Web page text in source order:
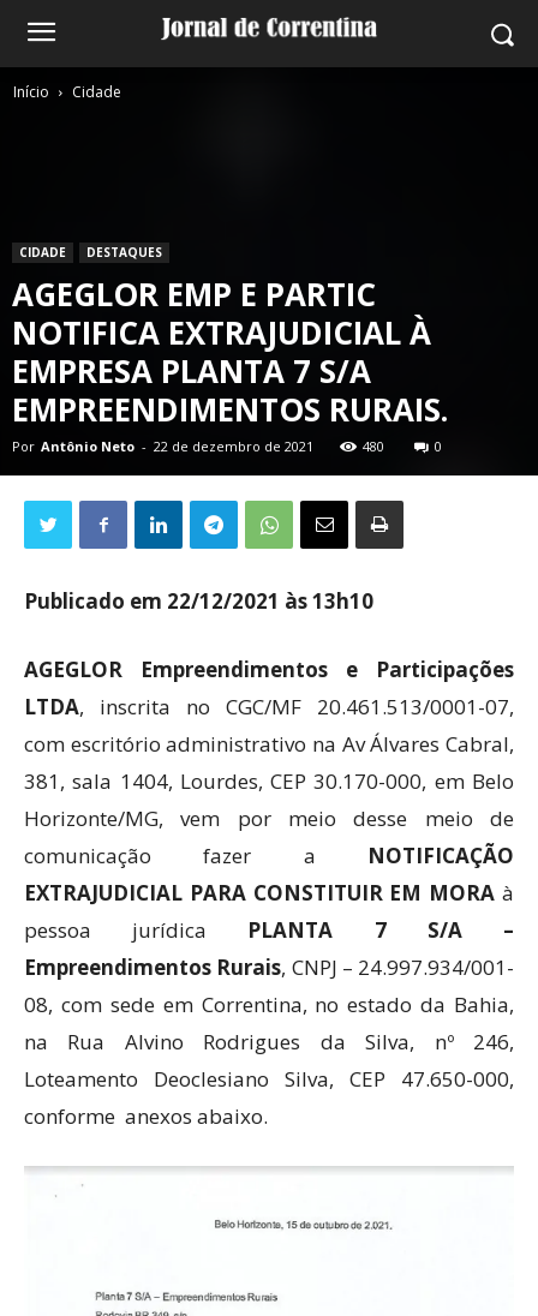
Início Cidade
CIDADE DESTAQUES
AGEGLOR EMP E PARTIC
NOTIFICA EXTRAJUDICIAL À
EMPRESA PLANTA 7 S/A
EMPREENDIMENTOS RURAIS.
Por Antônio Neto - 22 de dezembro de 2021 480 0
Publicado em 22/12/2021 às 13h10
AGEGLOR Empreendimentos e Participações
LTDA, inscrita no CGC/MF 20.461.513/0001-07,
com escritório administrativo na Av Álvares Cabral,
381, sala 1404, Lourdes, CEP 30.170-000, em Belo
Horizonte/MG, vem por meio desse meio de
comunicação fazer a NOTIFICAÇÃO
EXTRAJUDICIAL PARA CONSTITUIR EM MORA à
pessoa jurídica PLANTA 7 S/A –
Empreendimentos Rurais, CNPJ – 24.997.934/001-
08, com sede em Correntina, no estado da Bahia,
na Rua Alvino Rodrigues da Silva, nº 246,
Loteamento Deoclesiano Silva, CEP 47.650-000,
conforme anexos abaixo.